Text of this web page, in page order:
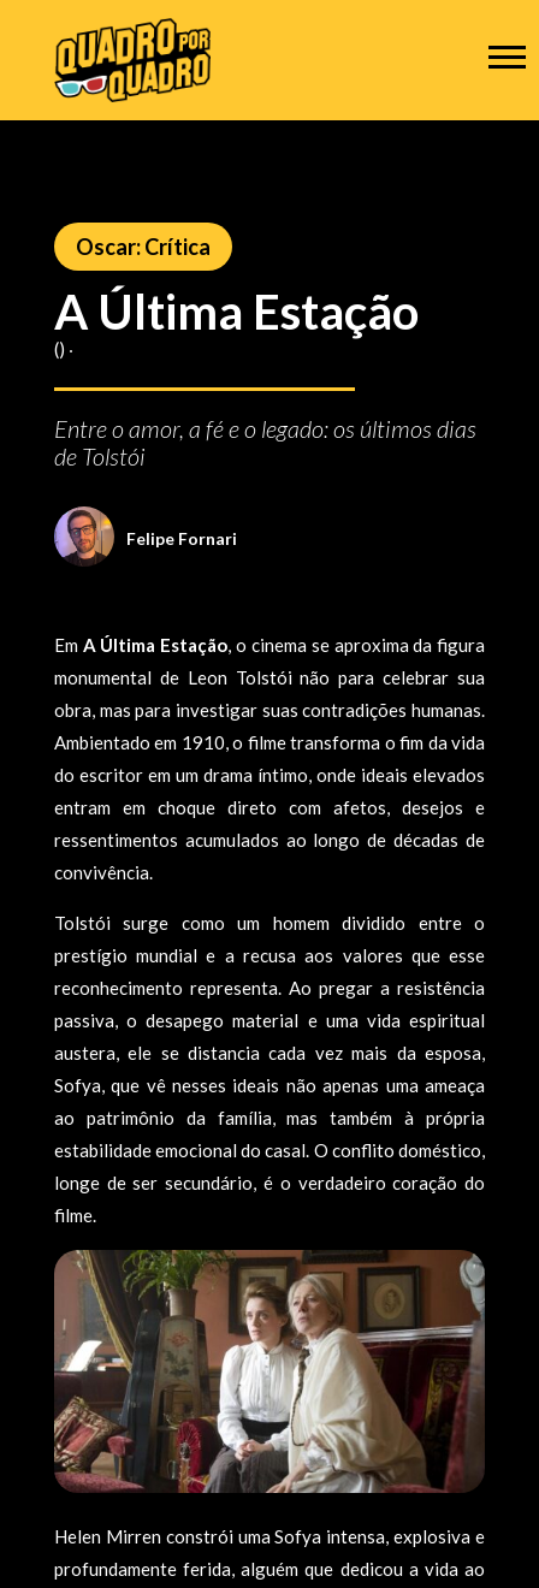
Oscar: Crítica
A Última Estação
() ‧
Entre o amor, a fé e o legado: os últimos dias
de Tolstói
Felipe Fornari
Em A Última Estação, o cinema se aproxima da figura
monumental de Leon Tolstói não para celebrar sua
obra, mas para investigar suas contradições humanas.
Ambientado em 1910, o filme transforma o fim da vida
do escritor em um drama íntimo, onde ideais elevados
entram em choque direto com afetos, desejos e
ressentimentos acumulados ao longo de décadas de
convivência.
Tolstói surge como um homem dividido entre o
prestígio mundial e a recusa aos valores que esse
reconhecimento representa. Ao pregar a resistência
passiva, o desapego material e uma vida espiritual
austera, ele se distancia cada vez mais da esposa,
Sofya, que vê nesses ideais não apenas uma ameaça
ao patrimônio da família, mas também à própria
estabilidade emocional do casal. O conflito doméstico,
longe de ser secundário, é o verdadeiro coração do
filme.
Helen Mirren constrói uma Sofya intensa, explosiva e
profundamente ferida, alguém que dedicou a vida ao